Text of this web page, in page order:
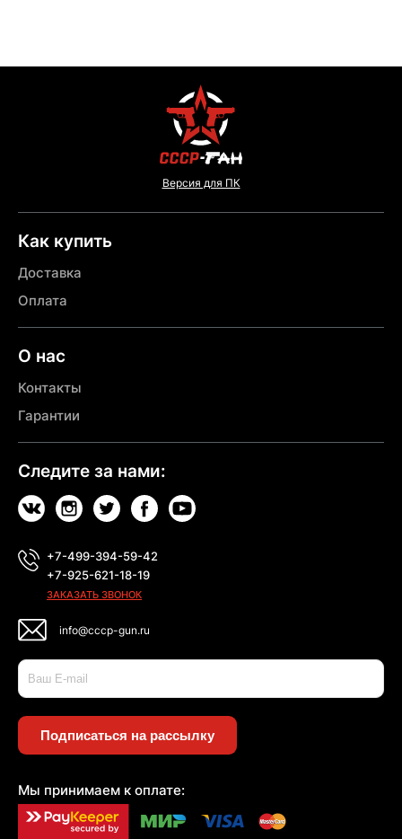
Версия для ПК
Как купить
Доставка
Оплата
О нас
Контакты
Гарантии
Следите за нами:
+7-499-394-59-42
+7-925-621-18-19
ЗАКАЗАТЬ ЗВОНОК
info@cccp-gun.ru
Подписаться на рассылку
Мы принимаем к оплате: